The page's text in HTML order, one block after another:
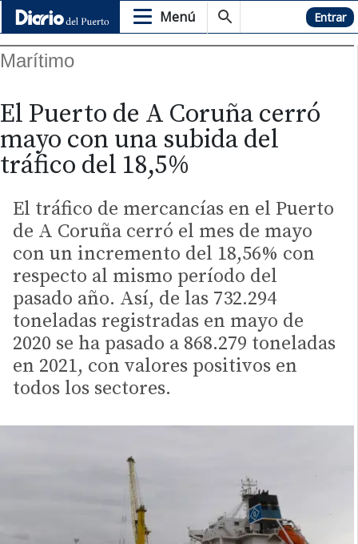
Menú Hemeroteca Entrar
Marítimo
El Puerto de A Coruña cerró
mayo con una subida del
tráfico del 18,5%
El tráfico de mercancías en el Puerto
de A Coruña cerró el mes de mayo
con un incremento del 18,56% con
respecto al mismo período del
pasado año. Así, de las 732.294
toneladas registradas en mayo de
2020 se ha pasado a 868.279 toneladas
en 2021, con valores positivos en
todos los sectores.